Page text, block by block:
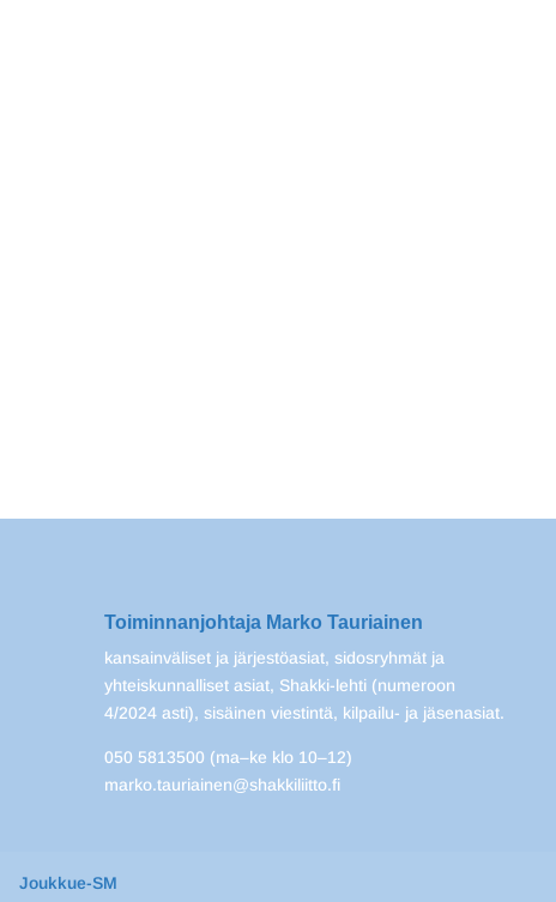
Toiminnanjohtaja Marko Tauriainen
kansainväliset ja järjestöasiat, sidosryhmät ja
yhteiskunnalliset asiat, Shakki-lehti (numeroon
4/2024 asti), sisäinen viestintä, kilpailu- ja jäsenasiat.
050 5813500 (ma–ke klo 10–12)
marko.tauriainen@shakkiliitto.fi
Joukkue-SM